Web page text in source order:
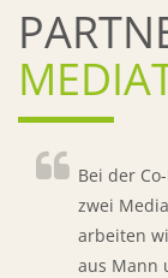
Bei der
zwei
arbeiten
aus Mann